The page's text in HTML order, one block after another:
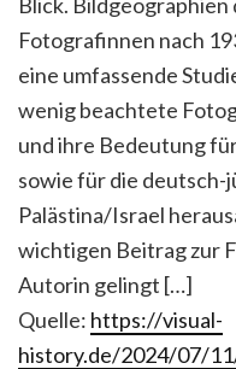
Fotografinnen nach
eine umfassende
wenig beachtete
und ihre Bedeutung
sowie für die deutsch-
Palästina/Israel
wichtigen Beitrag zur
Autorin gelingt […]
Quelle: https://visual-
history.de/2024/07/